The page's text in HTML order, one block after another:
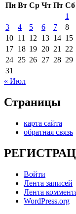
Пн Вт Ср Чт Пт Сб
1
3
4 5 6 7 8
10 11 12 13 14 15
17 18 19 20 21 22
24 25 26 27 28 29
31
« Июл
Страницы
карта сайта
обратная связь
Войти
Лента записей
Лента
WordPress.org